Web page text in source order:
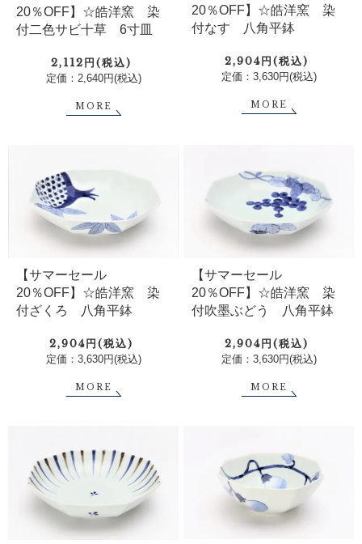
20％OFF】☆皓洋窯 染
付二色サビ十草 6寸皿
2,112円(税込)
定価：2,640円(税込)
MORE
20％OFF】☆皓洋窯 染
付なす 八角平鉢
2,904円(税込)
定価：3,630円(税込)
MORE
【サマーセール
20％OFF】☆皓洋窯 染
付ざくろ 八角平鉢
2,904円(税込)
定価：3,630円(税込)
MORE
【サマーセール
20％OFF】☆皓洋窯 染
付吹墨ぶどう 八角平鉢
2,904円(税込)
定価：3,630円(税込)
MORE